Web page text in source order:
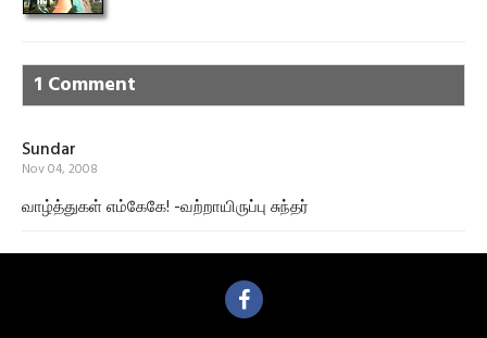
1 Comment
Sundar
Nov 04, 2008
வாழ்த்துகள் எம்கேகே! -வற்றாயிருப்பு சுந்தர்